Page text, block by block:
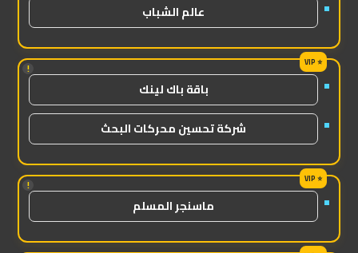
عالم الشباب
!
باقة باك لينك
شركة تحسين محركات البحث
!
ماسنجر المسلم